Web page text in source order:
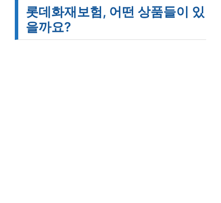
롯데화재보험, 어떤 상품들이 있
을까요?